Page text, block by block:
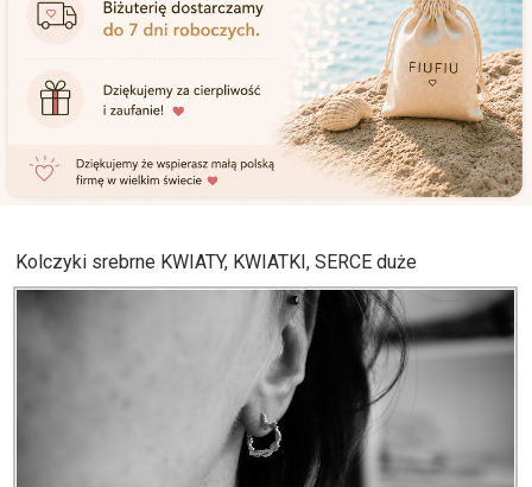
Kolczyki srebrne KWIATY, KWIATKI, SERCE duże